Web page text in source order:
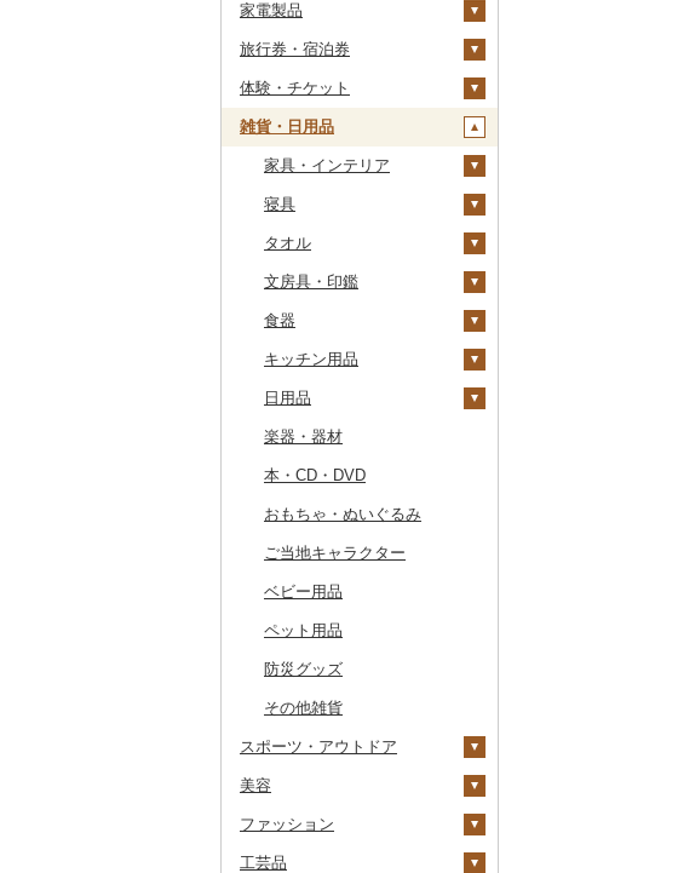
山形牛
常陸牛
上州牛
飛騨牛
近江牛
神戸牛・神戸ビーフ
但馬牛
土佐あかうし
佐賀牛
長崎和牛
あか牛
宮崎牛
その他牛肉（精肉）
赤鶏さつま
その他鶏肉
あさり
しじみ
サザエ
はまぐり
その他貝
マグロ
イワシ
カツオ
金目鯛
クエ
くじら
サバ
さんま
鯛
のどぐろ
ふぐ
ブリ
ほっけ
その他鮮魚
イカ
タコ
海苔・海藻
海苔
わかめ
ひじき
その他海苔・海藻
干物
ししゃも
その他干物
その他魚介・加工品
しらす・ちりめん
かまぼこ・練り製品
その他魚介・加工品
さがびより
あきたこまち
ひとめぼれ
ミルキークィーン
ななつぼし
その他米
洋梨・ラフランス
みかん・柑橘
みかん
レモン
不知火・デコポン
せとか
文旦
まどんな
ポンカン
その他柑橘
すいか
キウイ
柿（カキ）
ドライフルーツ
干し柿
干し芋
その他ドライフルーツ
その他果物
びわ
ブルーベリー
パイナップル
栗
その他果物
大根
自然薯
レンコン
にんにく・生姜
その他根菜
豆
きのこ
しいたけ
松茸
その他きのこ
その他野菜
山菜
かぼちゃ
茄子
レタス
その他野菜
吟醸
その他日本酒
米焼酎
黒糖焼酎
その他焼酎
ワイン
白ワイン
赤ワイン
シャンパン・スパーク
リングワイン
ウイスキー
リキュール・洋酒
甘酒
ノンアルコール
その他酒
粉
ドリップ
茶葉・ティーバッグ
静岡茶
足柄茶
知覧茶
八女茶
その他茶
りんごジュース
みかんジュース（オレ
その他果汁飲料
紅茶
飲料
茶葉・ティーバッグ
その他飲料・ジュース
野菜ジュース
炭酸飲料
豆乳
その他飲料・ジュース
プリン
ゼリー
チョコレート
カステラ
アイス・ジェラート
その他洋菓子
煎餅・おかき
羊羹
饅頭
大福
その他和菓子
そば
パスタ
ひやむぎ
そうめん
その他麺
餃子
シュウマイ
コロッケ
その他惣菜
カレー・シチュー
カレー
シチュー
鍋
肉
魚
その他鍋
ピザ
レトルト
スープ
豆腐・納豆
豆腐
納豆
漬物
梅干
キムチ
その他漬物
缶詰・瓶詰
肉
魚
果物
ジャム
その他缶詰・瓶詰
乾物
燻製（スモーク）
おせち
その他加工品
砂糖
塩
醤油
味噌
酢
だし
食用油
えごま油
オリーブオイル
ごま油
その他食用油
はちみつ
ドレッシング
その他調味料
みりん
ケチャップ
こしょう
その他調味料
家電製品
季節・空調家電
キッチン家電
照明器具
パソコン・周辺機器
TV・オーディオ・カメラ
美容・健康家電
カー用品
時計
その他家電
旅行券・宿泊券
旅行券
JTBふるさと旅行クー
ポン（Eメール発行）
（紙券）
その他旅行券
宿泊券
体験・チケット
PayPay商品券
食事券
温泉・サウナ・スパ利用
券
ゴルフプレー券
GDOふるさとゴルフ
プレークーポン
その他のゴルフプレー
券
花火大会チケット
カタログギフト
その他体験・チケット
雑貨・日用品
家具・インテリア
タンス
机・テーブル
椅子・チェア・ソファ
その他家具・インテリ
寝具
布団
枕
毛布
タオルケット
その他寝具
タオル
泉州タオル
その他タオル
文房具・印鑑
ボールペン
ノート・ファイル
印鑑
その他文房具
食器
グラス・カップ
タンブラー
箸
スプーン・フォーク・
キッチン用品
包丁
フライパン
鍋
まな板
土鍋
その他キッチン用品
日用品
洗剤
トイレットペーパー
ティッシュ
その他日用品
楽器・器材
本・CD・DVD
おもちゃ・ぬいぐるみ
ご当地キャラクター
ベビー用品
ペット用品
防災グッズ
その他雑貨
スポーツ・アウトドア
ゴルフ
ゴルフボール
釣り
サイクリング
美容
スキンケア
シャンプー・リンス
ファッション
鞄・バッグ
工芸品